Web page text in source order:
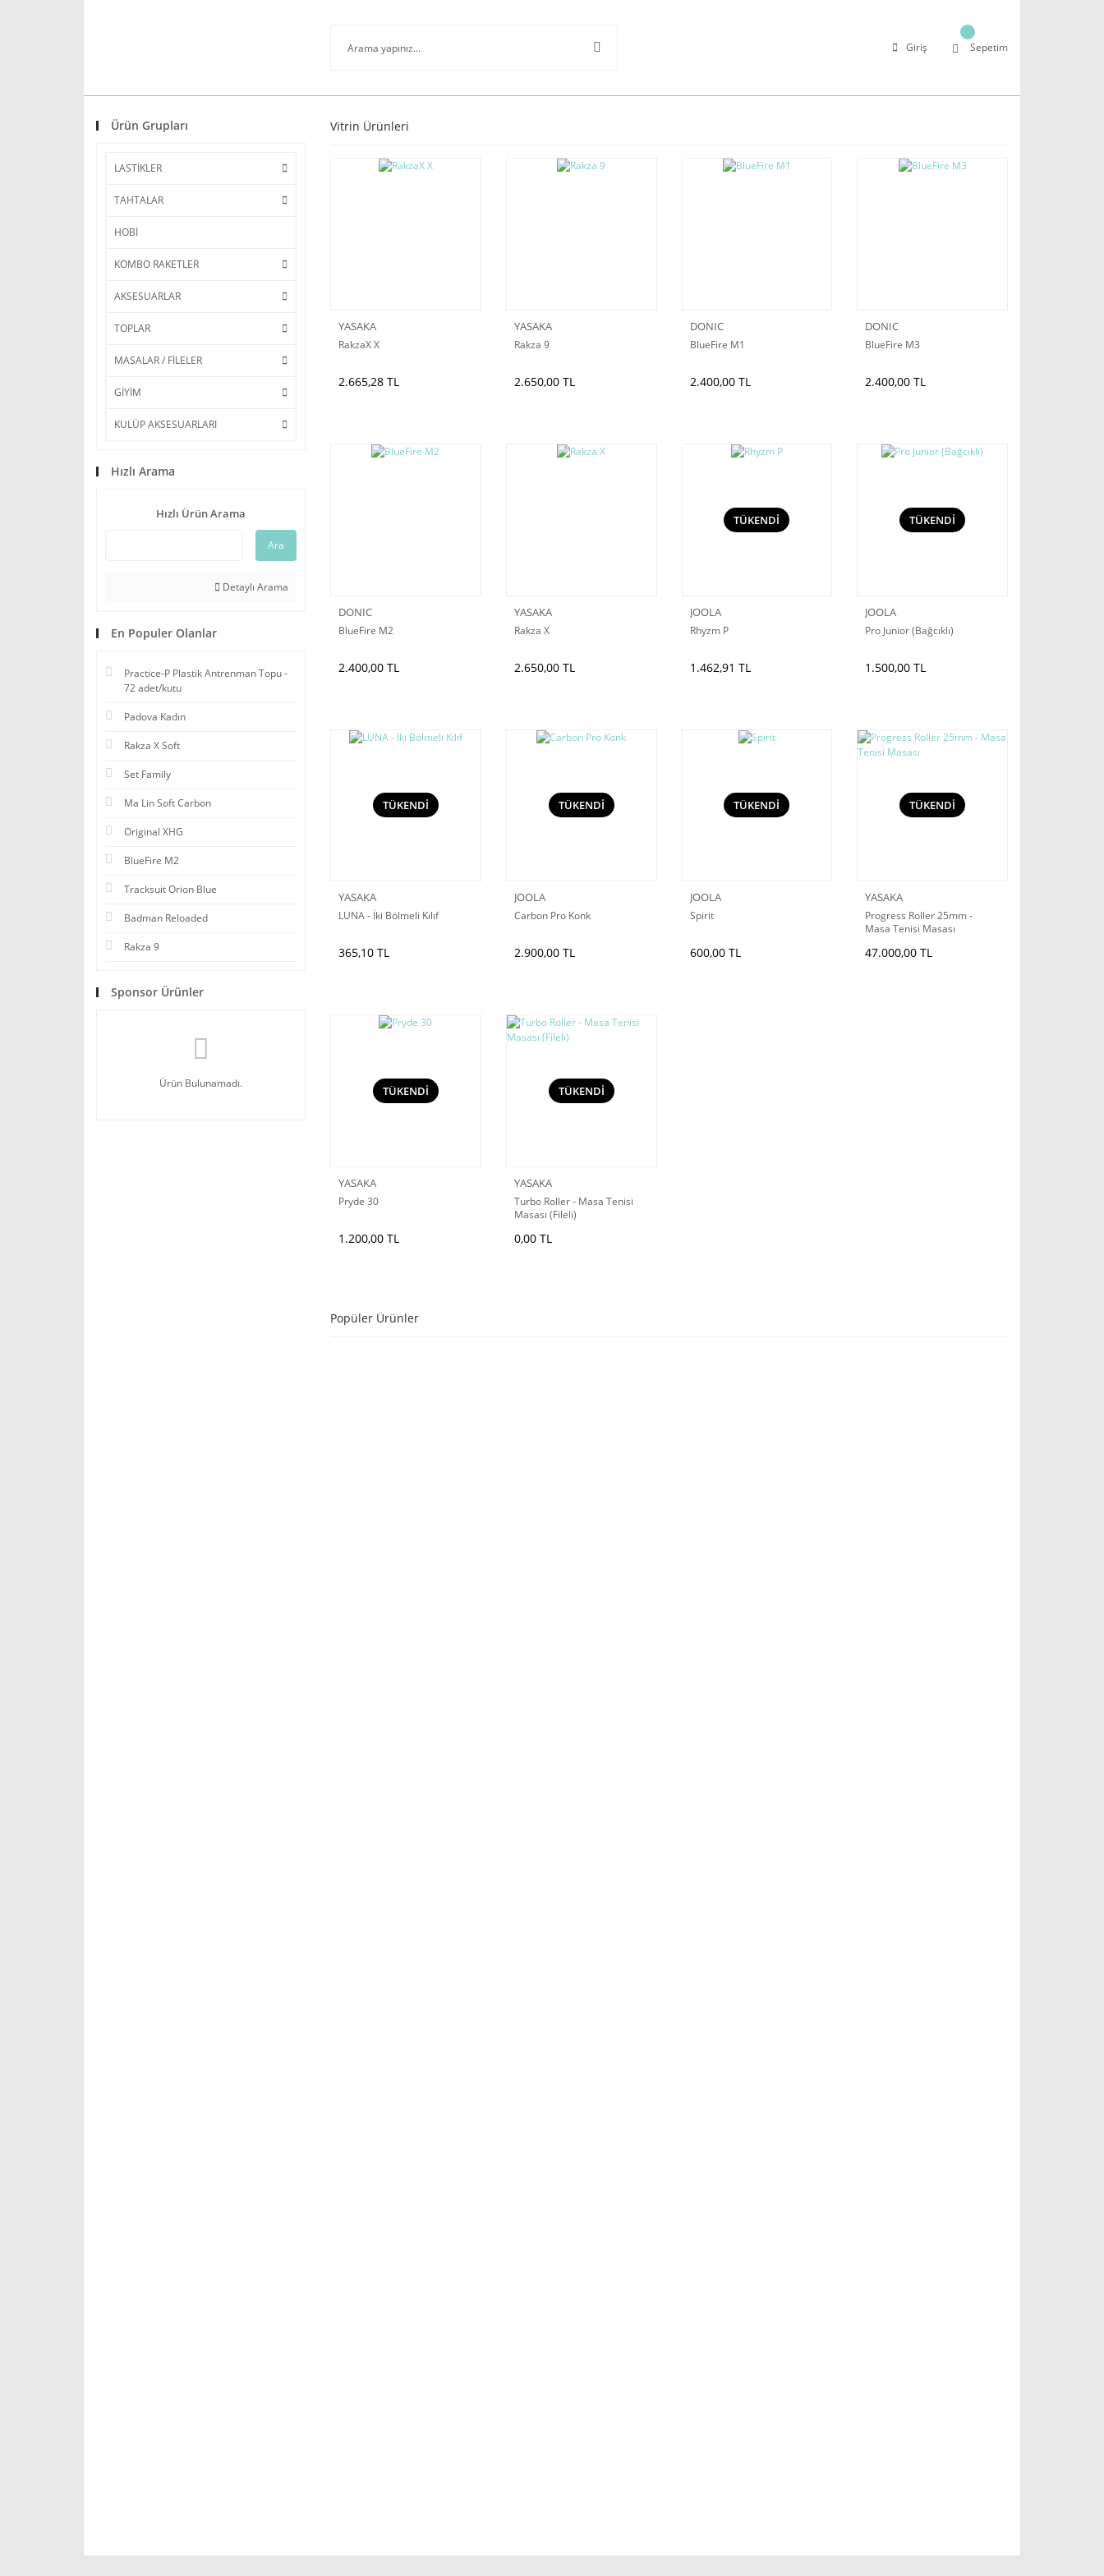
Giriş Sepetim
Ürün Grupları
LASTİKLER
TAHTALAR
HOBİ
KOMBO RAKETLER
AKSESUARLAR
TOPLAR
MASALAR / FİLELER
GİYİM
KULÜP AKSESUARLARI
Hızlı Arama
Hızlı Ürün Arama
Ara
Detaylı Arama
En Populer Olanlar
Practice-P Plastik Antrenman Topu -
72 adet/kutu
Padova Kadın
Rakza X Soft
Set Family
Ma Lin Soft Carbon
Original XHG
BlueFire M2
Tracksuit Orion Blue
Badman Reloaded
Rakza 9
Sponsor Ürünler
Ürün Bulunamadı.
Vitrin Ürünleri
YASAKA
RakzaX X
2.665,28 TL
YASAKA
Rakza 9
2.650,00 TL
DONIC
BlueFire M1
2.400,00 TL
DONIC
BlueFire M3
2.400,00 TL
DONIC
BlueFire M2
2.400,00 TL
YASAKA
Rakza X
2.650,00 TL
TÜKENDİ
JOOLA
Rhyzm P
1.462,91 TL
TÜKENDİ
JOOLA
Pro Junior (Bağcıklı)
1.500,00 TL
TÜKENDİ
YASAKA
LUNA - İki Bölmeli Kılıf
365,10 TL
TÜKENDİ
JOOLA
Carbon Pro Konk
2.900,00 TL
TÜKENDİ
JOOLA
Spirit
600,00 TL
TÜKENDİ
YASAKA
Progress Roller 25mm -
Masa Tenisi Masası
47.000,00 TL
TÜKENDİ
YASAKA
Pryde 30
1.200,00 TL
TÜKENDİ
YASAKA
Turbo Roller - Masa Tenisi
Masası (Fileli)
0,00 TL
Popüler Ürünler